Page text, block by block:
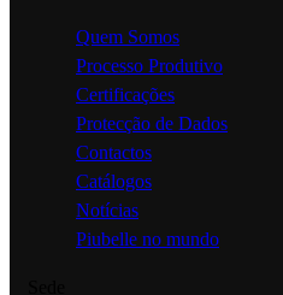
Quem Somos
Processo Produtivo
Certificações
Protecção de Dados
Contactos
Catálogos
Notícias
Piubelle no mundo